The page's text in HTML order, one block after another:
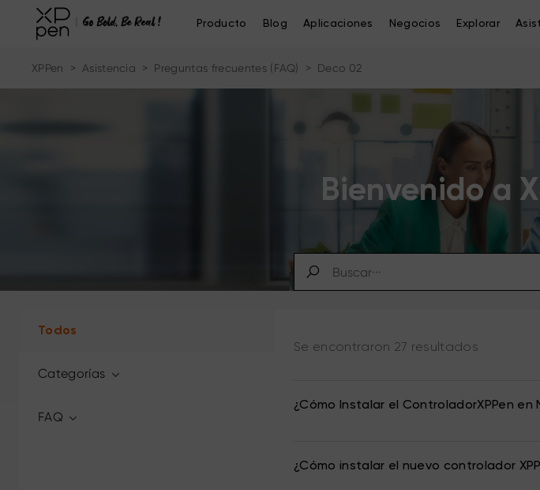
Producto Blog Aplicaciones Negocios Explorar
XPPen > Asistencia > Preguntas frecuentes (FAQ) > Deco 02
Bienvenido a
Todos
Categorías
FAQ
Se encontraron 27 resultados
¿Cómo Instalar el ControladorXPPen en
¿Cómo instalar el nuevo controlador